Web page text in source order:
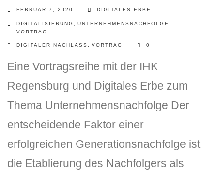
Digitaler Nachlass
DLH Stick – Sicherheitskonzept
Hilfe
DLH Stick Bedienungsanleitung
FEBRUAR 7, 2020 DIGITALES ERBE
DIGITALISIERUNG UNTERNEHMENSNACHFOLGE
VORTRAG
DIGITALER NACHLASS VORTRAG 0
Eine Vortragsreihe mit der IHK
Regensburg und Digitales Erbe zum
Thema Unternehmensnachfolge Der
entscheidende Faktor einer
erfolgreichen Generationsnachfolge ist
die Etablierung des Nachfolgers als